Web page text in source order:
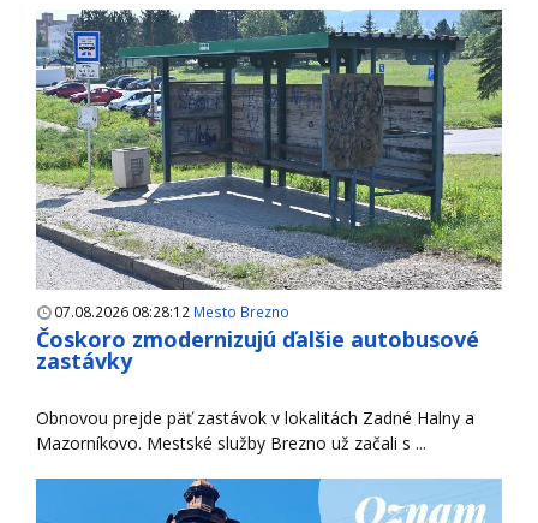
07.08.2026 08:28:12 Mesto Brezno
Čoskoro zmodernizujú ďalšie autobusové
zastávky
Obnovou prejde päť zastávok v lokalitách Zadné Halny a
Mazorníkovo. Mestské služby Brezno už začali s ...